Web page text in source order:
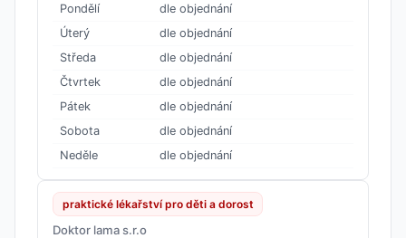
Pondělí
dle objednání
Úterý
dle objednání
Středa
dle objednání
Čtvrtek
dle objednání
Pátek
dle objednání
Sobota
dle objednání
Neděle
dle objednání
praktické lékařství pro děti a dorost
Doktor lama s.r.o